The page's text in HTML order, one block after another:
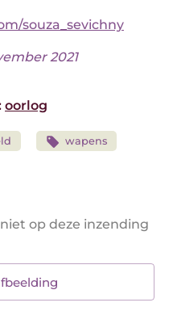
souza_sevichny
2021
oorlog
wapens
op deze inzending